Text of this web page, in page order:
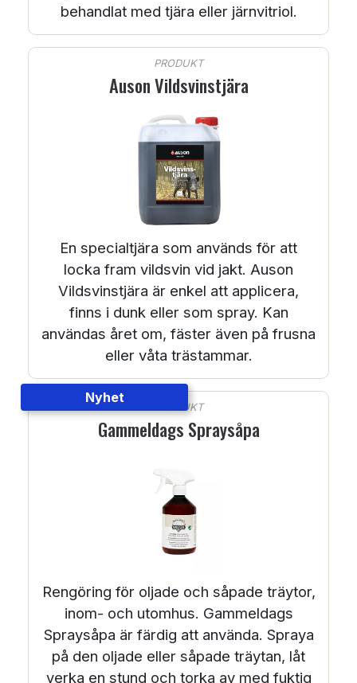
behandlat med tjära eller järnvitriol.
PRODUKT
Auson Vildsvinstjära
En specialtjära som används för att
locka fram vildsvin vid jakt. Auson
Vildsvinstjära är enkel att applicera,
finns i dunk eller som spray. Kan
användas året om, fäster även på frusna
eller våta trästammar.
PRODUKT
Nyhet
Gammeldags Spraysåpa
Rengöring för oljade och såpade träytor,
inom- och utomhus. Gammeldags
Spraysåpa är färdig att använda. Spraya
på den oljade eller såpade träytan, låt
verka en stund och torka av med fuktig